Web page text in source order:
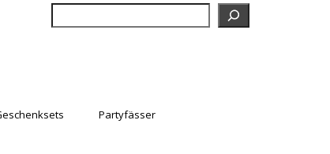
Partyfässer